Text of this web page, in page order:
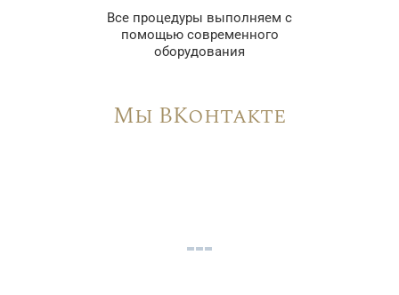
Все процедуры выполняем с
помощью современного
оборудования
Мы ВКонтакте